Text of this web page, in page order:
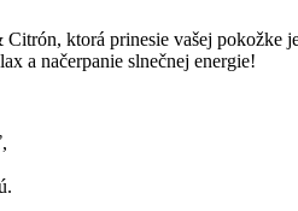
ktorá prinesie vašej
a načerpanie slnečnej energie!